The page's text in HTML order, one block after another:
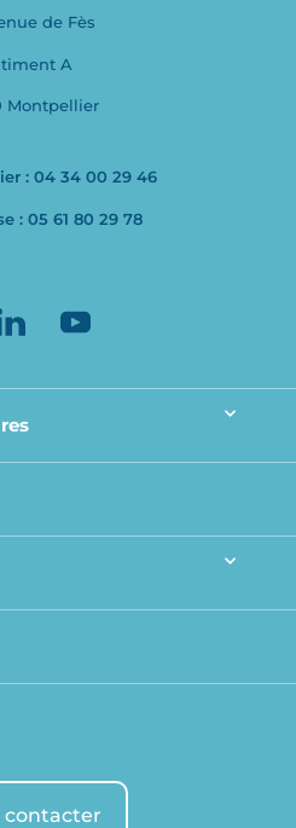
de Fès
A
Montpellier
: 04 34 00 29 46
: 05 61 80 29 78
contacter